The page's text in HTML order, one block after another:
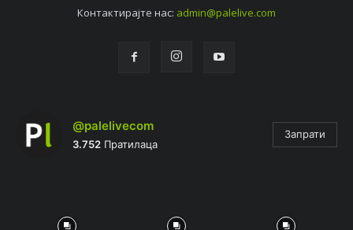
Контактирајтe нас: admin@palelive.com
@palelivecom
3.752 Пратилаца
Запрати